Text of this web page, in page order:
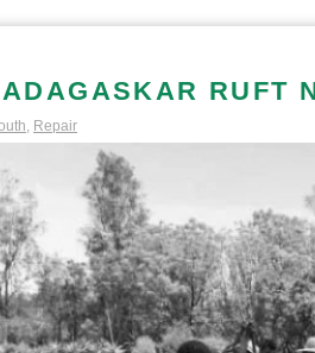
RUFT
, Repair